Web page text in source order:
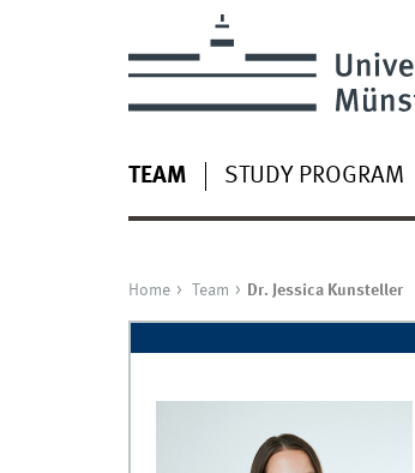
TEAM STUDY PROGRAM
Home Team Dr. Jessica Kunsteller